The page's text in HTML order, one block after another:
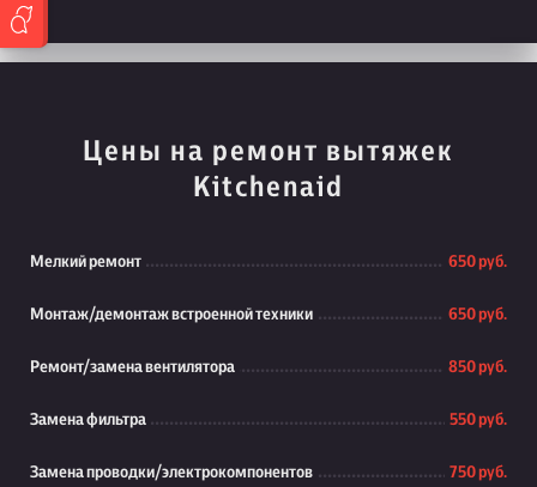
Цены на ремонт вытяжек
Kitchenaid
Мелкий ремонт 650 руб.
Монтаж/демонтаж встроенной техники 650 руб.
Ремонт/замена вентилятора 850 руб.
Замена фильтра 550 руб.
Замена проводки/электрокомпонентов 750 руб.